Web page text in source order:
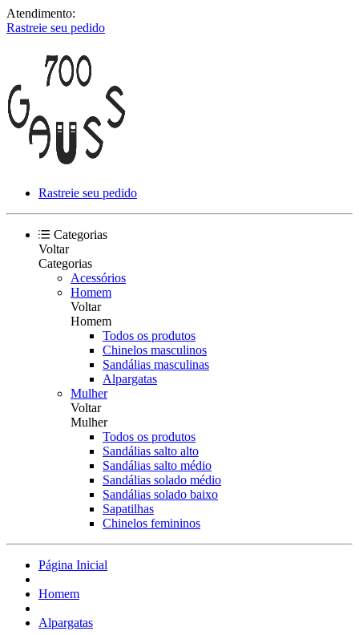
Atendimento:
Rastreie seu pedido
Rastreie seu pedido
Categorias
Voltar
Categorias
Acessórios
Homem
Voltar
Homem
Todos os produtos
Chinelos masculinos
Sandálias masculinas
Alpargatas
Mulher
Voltar
Mulher
Todos os produtos
Sandálias salto alto
Sandálias salto médio
Sandálias solado médio
Sandálias solado baixo
Sapatilhas
Chinelos femininos
Página Inicial
Homem
Alpargatas